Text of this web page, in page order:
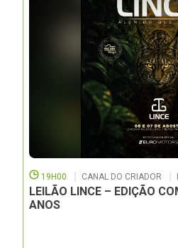
19H00 CANAL DO CRIADOR
LEILÃO LINCE – EDIÇÃO
ANOS